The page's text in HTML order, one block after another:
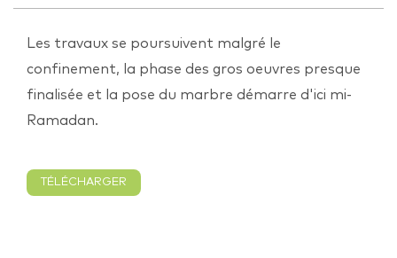
Les travaux se poursuivent malgré le
confinement, la phase des gros oeuvres presque
finalisée et la pose du marbre démarre d'ici mi-
Ramadan.
TÉLÉCHARGER